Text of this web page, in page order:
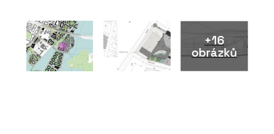
+16
obrázků